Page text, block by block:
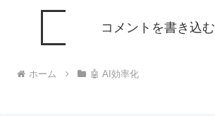
コメントを書き込む
ホーム 🤖 AI効率化